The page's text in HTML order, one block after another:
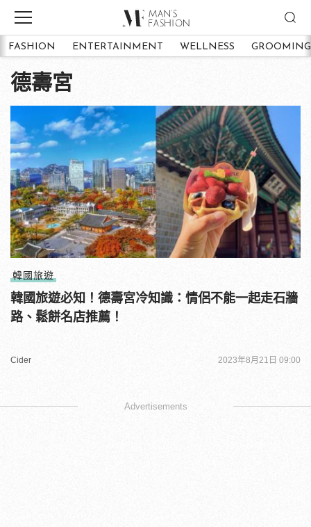
FASHION ENTERTAINMENT WELLNESS GROOMING
德壽宮
韓國旅遊
韓國旅遊必知！德壽宮冷知識：情侶不能一起走石牆
路、鬆餅名店推薦！
Cider 2023年8月21日 09:00
Advertisements